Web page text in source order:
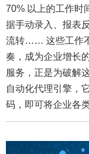
70% 以上的工作
据手动录入、报表
流转…… 这些工作
奏，成为企业增
服务，正是为破解
自动化代理引擎，
码，即可将企业各